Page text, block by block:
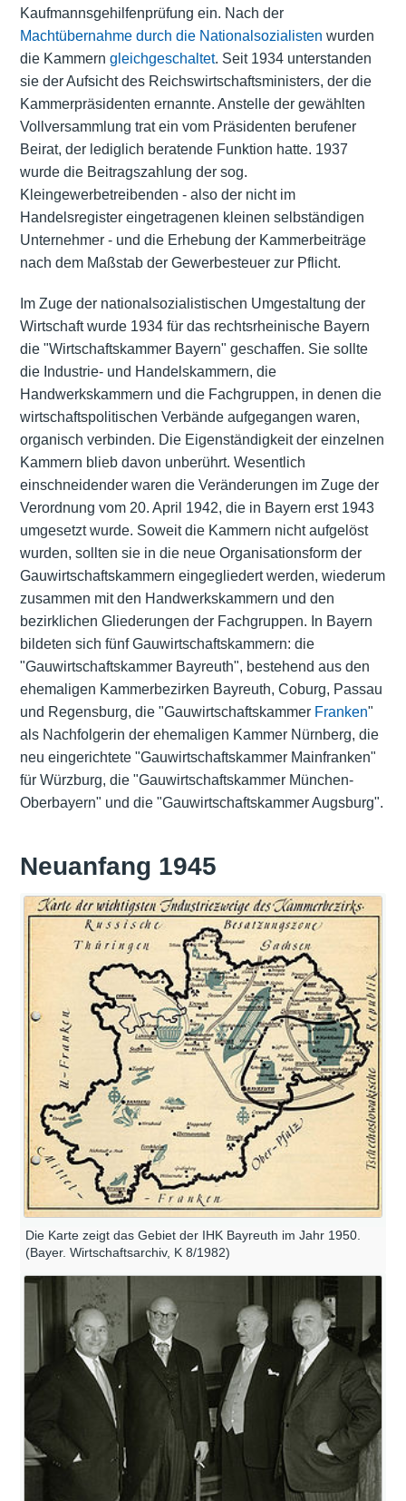
Kaufmannsgehilfenprüfung ein. Nach der
Machtübernahme durch die Nationalsozialisten wurden
die Kammern gleichgeschaltet. Seit 1934 unterstanden
sie der Aufsicht des Reichswirtschaftsministers, der die
Kammerpräsidenten ernannte. Anstelle der gewählten
Vollversammlung trat ein vom Präsidenten berufener
Beirat, der lediglich beratende Funktion hatte. 1937
wurde die Beitragszahlung der sog.
Kleingewerbetreibenden - also der nicht im
Handelsregister eingetragenen kleinen selbständigen
Unternehmer - und die Erhebung der Kammerbeiträge
nach dem Maßstab der Gewerbesteuer zur Pflicht.
Im Zuge der nationalsozialistischen Umgestaltung der
Wirtschaft wurde 1934 für das rechtsrheinische Bayern
die "Wirtschaftskammer Bayern" geschaffen. Sie sollte
die Industrie- und Handelskammern, die
Handwerkskammern und die Fachgruppen, in denen die
wirtschaftspolitischen Verbände aufgegangen waren,
organisch verbinden. Die Eigenständigkeit der einzelnen
Kammern blieb davon unberührt. Wesentlich
einschneidender waren die Veränderungen im Zuge der
Verordnung vom 20. April 1942, die in Bayern erst 1943
umgesetzt wurde. Soweit die Kammern nicht aufgelöst
wurden, sollten sie in die neue Organisationsform der
Gauwirtschaftskammern eingegliedert werden, wiederum
zusammen mit den Handwerkskammern und den
bezirklichen Gliederungen der Fachgruppen. In Bayern
bildeten sich fünf Gauwirtschaftskammern: die
"Gauwirtschaftskammer Bayreuth", bestehend aus den
ehemaligen Kammerbezirken Bayreuth, Coburg, Passau
und Regensburg, die "Gauwirtschaftskammer Franken"
als Nachfolgerin der ehemaligen Kammer Nürnberg, die
neu eingerichtete "Gauwirtschaftskammer Mainfranken"
für Würzburg, die "Gauwirtschaftskammer München-
Oberbayern" und die "Gauwirtschaftskammer Augsburg".
Neuanfang 1945
Die Karte zeigt das Gebiet der IHK Bayreuth im Jahr 1950.
(Bayer. Wirtschaftsarchiv, K 8/1982)